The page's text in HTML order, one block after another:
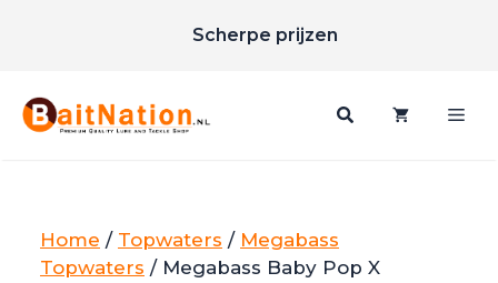
inhoud
Scherpe prijzen
Home / Topwaters / Megabass
Topwaters / Megabass Baby Pop X